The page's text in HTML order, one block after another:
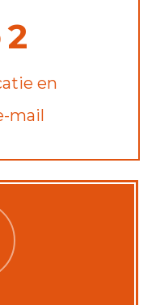
en
mail